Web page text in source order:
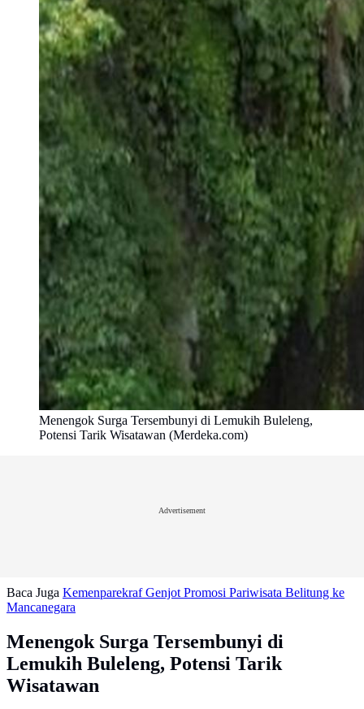
Menengok Surga Tersembunyi di Lemukih Buleleng,
Potensi Tarik Wisatawan (Merdeka.com)
Advertisement
Baca Juga Kemenparekraf Genjot Promosi Pariwisata Belitung ke
Mancanegara
Menengok Surga Tersembunyi di
Lemukih Buleleng, Potensi Tarik
Wisatawan